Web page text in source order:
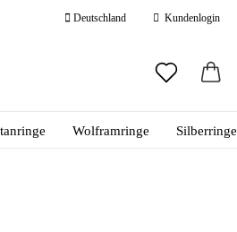
Deutschland Kundenlogin
Wolframringe Silberringe